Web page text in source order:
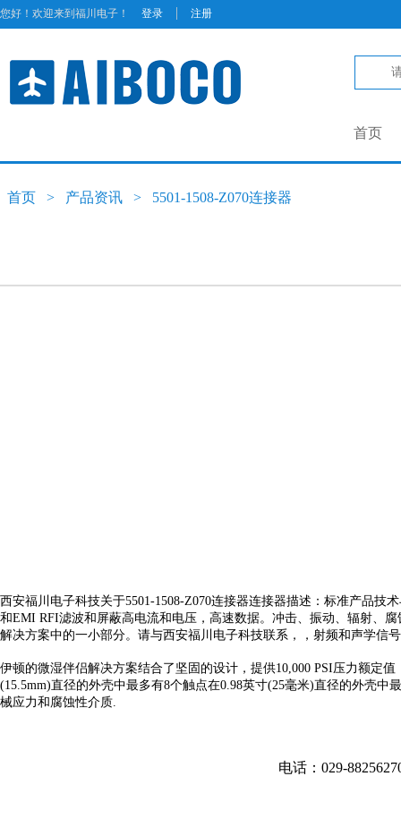
您好！欢迎来到福川电子！ 登录 | 注册
首页
首页 > 产品资讯 > 5501-1508-Z070连接器
西安福川电子科技关于5501-1508-Z070连接器连接器描述：标准产品
和EMI RFI滤波和屏蔽高电流和电压，高速数据。冲击、振动、辐射、
解决方案中的一小部分。请与西安福川电子科技联系，
，射频和声学信
伊顿的微湿伴侣解决方案结合了坚固的设计，提供10,000 PSI压力额定
(15.5mm)直径的外壳中最多有8个触点在0.98英寸(25毫米)直径的外壳
械应力和腐蚀性介质.
电话：029-